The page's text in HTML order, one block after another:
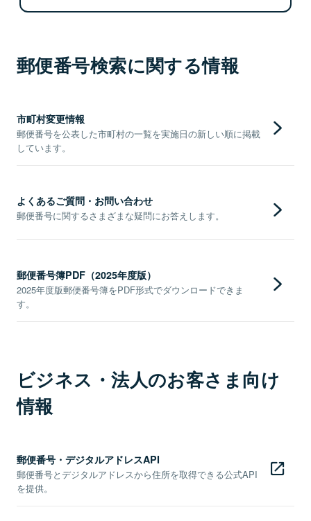
郵便番号検索に関する情報
市町村変更情報
郵便番号を公表した市町村の一覧を実施日の新しい順に掲載
しています。
よくあるご質問・お問い合わせ
郵便番号に関するさまざまな疑問にお答えします。
郵便番号簿PDF（2025年度版）
2025年度版郵便番号簿をPDF形式でダウンロードできま
す。
ビジネス・法人のお客さま向け
情報
郵便番号・デジタルアドレスAPI
郵便番号とデジタルアドレスから住所を取得できる公式API
を提供。